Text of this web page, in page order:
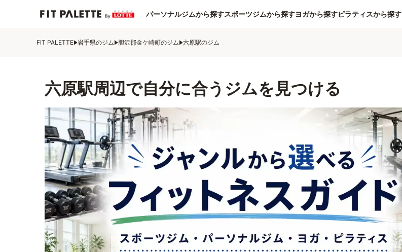
パーソナルジムから探すスポーツジムから探すヨガから探すピラティスから探す
FIT PALETTE 岩手県のジム 胆沢郡金ケ崎町のジム 六原駅のジム
六原駅周辺で自分に合うジムを見つける